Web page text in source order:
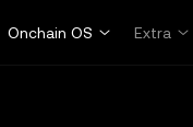
Onchain OS Extra